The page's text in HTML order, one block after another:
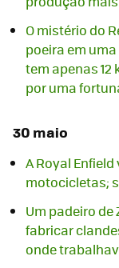
O mistério do
poeira em
tem apenas 12
por uma
30 maio
A Royal
motocicletas;
Um padeiro de
fabricar
onde